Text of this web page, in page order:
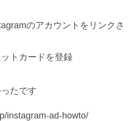
のアカウントをリンクさ
トカードを登録
たです
instagram-ad-howto/